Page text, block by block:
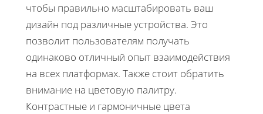
чтобы правильно масштабировать ваш
дизайн под различные устройства. Это
позволит пользователям получать
одинаково отличный опыт взаимодействия
на всех платформах. Также стоит обратить
внимание на цветовую палитру.
Контрастные и гармоничные цвета